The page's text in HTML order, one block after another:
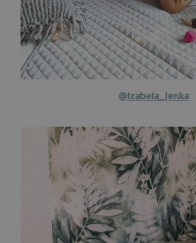
@izabela_lenka